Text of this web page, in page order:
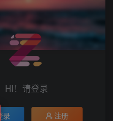
HI！请登录
登录 注册